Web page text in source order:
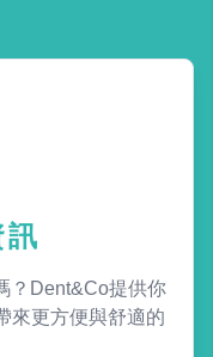
訊
？Dent&Co提供你
來更方便與舒適的